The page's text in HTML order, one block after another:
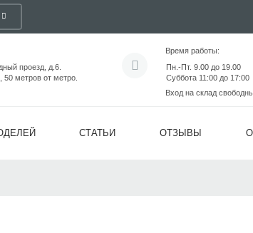
проезд, д.6.
метров от метро.
Время работы:
Пн.-Пт. 9.00 до 19.00
Суббота 11:00 до 17:00
Вход на склад
СТАТЬИ ОТЗЫВЫ